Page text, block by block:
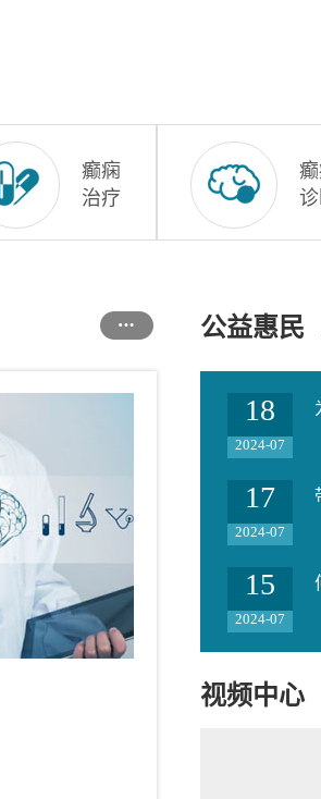
癫痫
治疗
公益惠民
18
2024-07
17
2024-07
15
2024-07
视频中心